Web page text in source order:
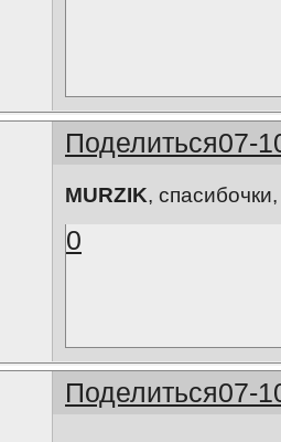
Поделиться07-
MURZIK,
0
Поделиться07-